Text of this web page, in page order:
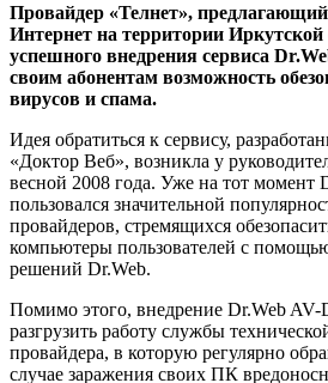
Провайдер «Телнет», предлагающий
Интернет на территории Иркутской
успешного внедрения сервиса
своим абонентам возможность
вирусов и спама.
Идея обратиться к сервису,
«Доктор Веб», возникла у
весной 2008 года. Уже на тот момент
пользовался значительной
провайдеров, стремящихся
компьютеры пользователей с
решений Dr.Web.
Помимо этого, внедрение Dr.Web
разгрузить работу службы
провайдера, в которую регулярно
случае заражения своих ПК